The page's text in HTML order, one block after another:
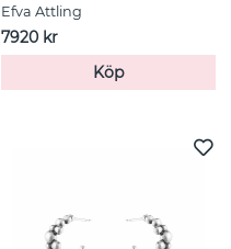
Efva Attling
7920 kr
Köp